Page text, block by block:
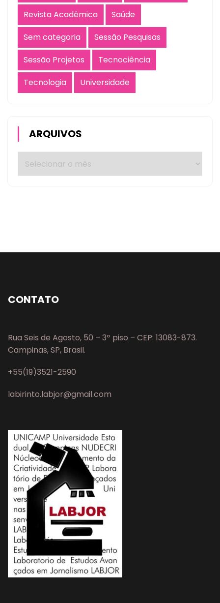
Revista Acadêmica
Saúde
Sem categoria
Sessão Pesquisas
Sessão Projetos
Tecnociência
Tecnologia
Universidade
ARQUIVOS
CONTATO
Rua Seis de Agosto, 50 – 3º piso – CEP: 13083-873.
Campinas, SP, Brasil.
+55(19)3521-2590
labirinto.labjor@gmail.com